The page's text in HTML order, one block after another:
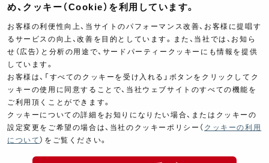
ヨシムラTV
イベント情報
イベントスケジュール
ツーリングブレイクタイム
製品ポスター
め、クッキー（Cookie）を利用しています。
お客様の利便性向上、当サイトのパフォーマンス改善、お客様に提唱す
るサービスの向上、改善を目的としています。また、当社では、お知ら
せ（広告）と分析の用途で、サードパーティークッキーにも情報を提供
しています。
お客様は、「すべてのクッキーを受け入れる」ボタンをクリックしてク
ッキーの使用に同意することで、当社ウェブサイトのすべての機能を
ご利用頂くことができます。
クッキーについての詳細をお知りになりたい場合、またはクッキーの
設定変更をご希望の場合は、当社のクッキーポリシー（ クッキーの利用
について ）をご覧ください。